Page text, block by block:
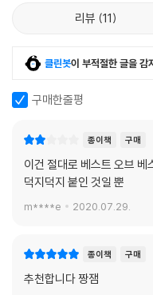
리뷰 11
클린봇이 부적절한 글을 감
구매한줄평
종이책 구매
이건 절대로 베스트 오브
덕지덕지 붙인 것일 뿐
m****e 2020.07.29.
종이책 구매
추천합니다 짱잼